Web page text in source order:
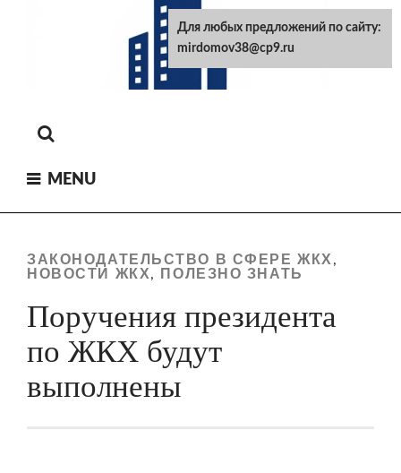
MENU
ЗАКОНОДАТЕЛЬСТВО В СФЕРЕ ЖКХ ,
НОВОСТИ ЖКХ, ПОЛЕЗНО ЗНАТЬ
Поручения президента
по ЖКХ будут
выполнены
Для любых предложений по сайту:
mirdomov38@cp9.ru